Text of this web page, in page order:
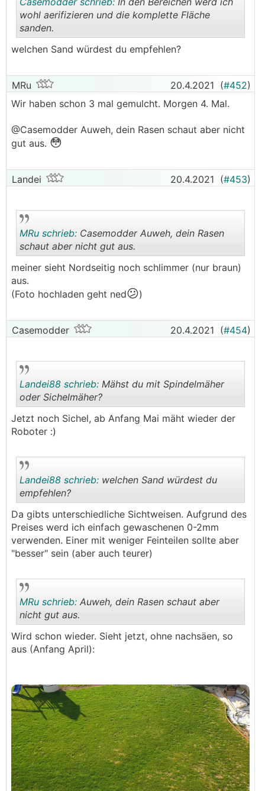
..
wohl aerifizieren und die komplette Fläche
sanden.
welchen Sand würdest du empfehlen?
MRu 20.4.2021 (#452)
Wir haben schon 3 mal gemulcht. Morgen 4. Mal.
@Casemodder Auweh, dein Rasen schaut aber nicht
gut aus. 😳
Landei 20.4.2021 (#453)
MRu schrieb: Casemodder Auweh, dein Rasen
schaut aber nicht gut aus.
meiner sieht Nordseitig noch schlimmer (nur braun)
aus.
(Foto hochladen geht ned😕)
Casemodder 20.4.2021 (#454)
Landei88 schrieb: Mähst du mit Spindelmäher
oder Sichelmäher?
Jetzt noch Sichel, ab Anfang Mai mäht wieder der
Roboter :)
.
Landei88 schrieb: welchen Sand würdest du
empfehlen?
Da gibts unterschiedliche Sichtweisen. Aufgrund des
Preises werd ich einfach gewaschenen 0-2mm
verwenden. Einer mit weniger Feinteilen sollte aber
"besser" sein (aber auch teurer)
MRu schrieb: Auweh, dein Rasen schaut aber
nicht gut aus.
Wird schon wieder. Sieht jetzt, ohne nachsäen, so
aus (Anfang April):